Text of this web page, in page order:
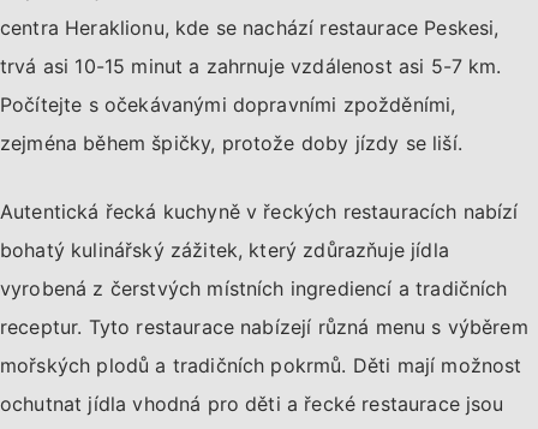
centra Heraklionu, kde se nachází restaurace Peskesi,
trvá asi 10-15 minut a zahrnuje vzdálenost asi 5-7 km.
Počítejte s očekávanými dopravními zpožděními,
zejména během špičky, protože doby jízdy se liší.
Autentická řecká kuchyně v řeckých restauracích nabízí
bohatý kulinářský zážitek, který zdůrazňuje jídla
vyrobená z čerstvých místních ingrediencí a tradičních
receptur. Tyto restaurace nabízejí různá menu s výběrem
mořských plodů a tradičních pokrmů. Děti mají možnost
ochutnat jídla vhodná pro děti a řecké restaurace jsou